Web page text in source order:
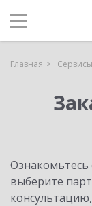
Главная
выберите